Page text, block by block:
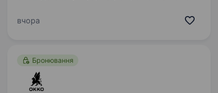
robota.avrora.ua
вчора
Бронювання